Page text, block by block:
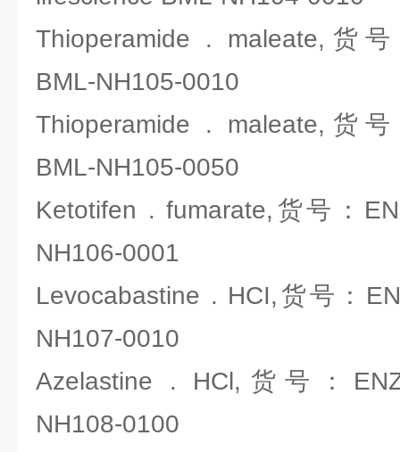
Thioperamide . maleate,货
BML-NH105-0010
Thioperamide . maleate,货
BML-NH105-0050
Ketotifen . fumarate,货号：
NH106-0001
Levocabastine . HCI,货号：
NH107-0010
Azelastine . HCl,货号：
NH108-0100